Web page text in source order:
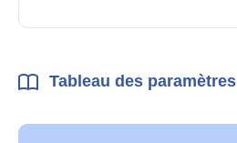
Tableau des paramètres